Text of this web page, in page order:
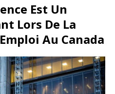
Est Un
Lors De La
Au Canada